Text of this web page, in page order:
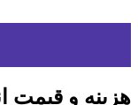
هزینه و قیمت